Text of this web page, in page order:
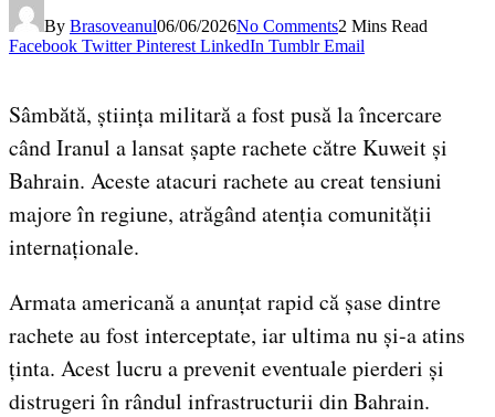
By Brasoveanul06/06/2026No Comments2 Mins Read
Facebook Twitter Pinterest LinkedIn Tumblr Email
Sâmbătă, știința militară a fost pusă la încercare
când Iranul a lansat șapte rachete către Kuweit și
Bahrain. Aceste atacuri rachete au creat tensiuni
majore în regiune, atrăgând atenția comunității
internaționale.
Armata americană a anunțat rapid că șase dintre
rachete au fost interceptate, iar ultima nu și-a atins
ținta. Acest lucru a prevenit eventuale pierderi și
distrugeri în rândul infrastructurii din Bahrain.